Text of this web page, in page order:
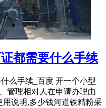
都需要什么手续
么手续_百度 开一个小型
管理相对人在申请办理由
用说明,多少钱河道铁精粉采